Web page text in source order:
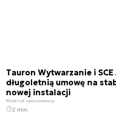
Tauron Wytwarzanie i
długoletnią umowę na
nowej instalacji
Materiał sponsorowany
2 min.